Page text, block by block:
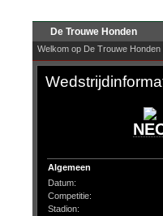
De Trouwe Honden
Welkom op De Trouwe Honden
Algemeen
Datum:
Competitie:
Stadion: